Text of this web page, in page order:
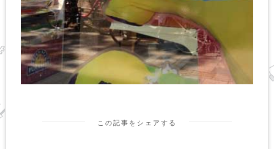
この記事をシェアする